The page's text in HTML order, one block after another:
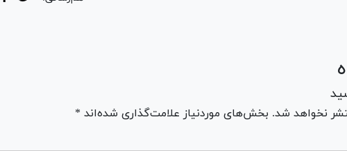
نخواهد شد. بخش‌های موردنیاز علامت‌گذاری شده‌اند *